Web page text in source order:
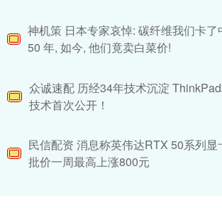
神机策 日本专家哀悼: 碳纤维我们卡了
50 年, 如今, 他们竟卖白菜价!
众诚速配 历经34年技术沉淀
技术首次公开！
民信配资 消息称英伟达RTX 50系列显
批价一周最高上涨800元